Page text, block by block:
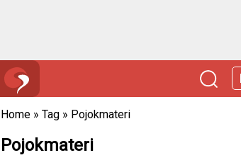
Home » Tag » Pojokmateri
Pojokmateri